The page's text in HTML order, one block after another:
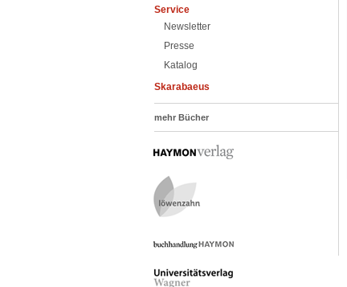
Service
Newsletter
Presse
Katalog
Skarabaeus
mehr Bücher